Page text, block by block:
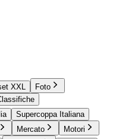
XXL
Foto
Supercoppa Italiana
Mercato
Motori